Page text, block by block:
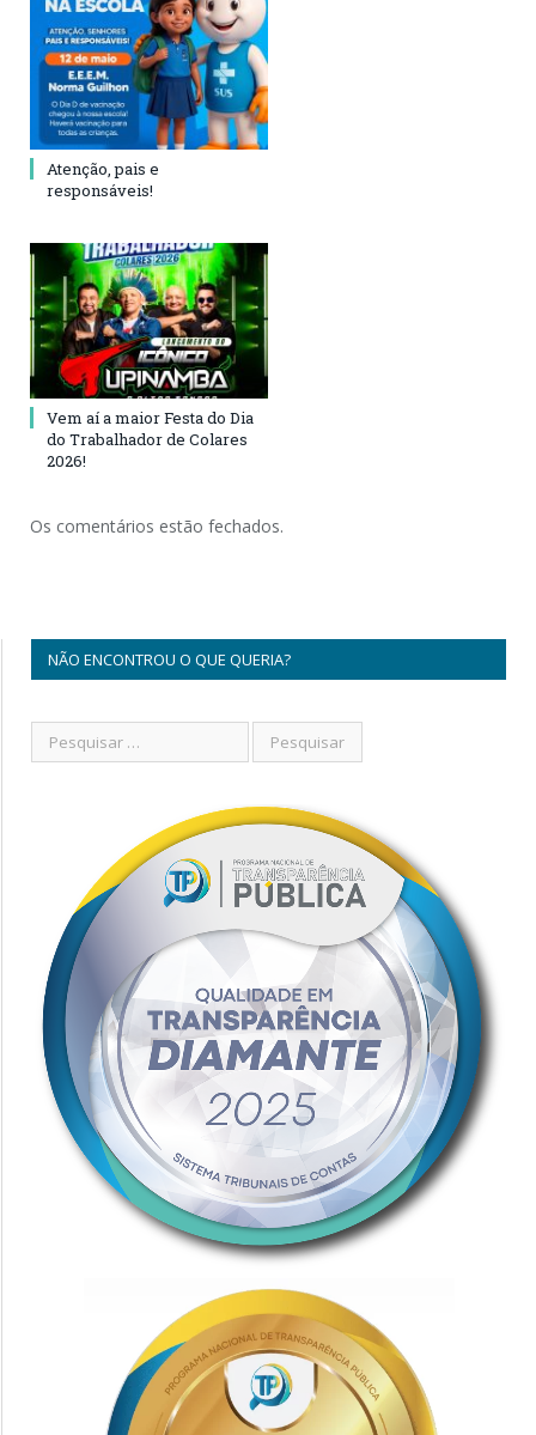
Atenção, pais e
responsáveis!
Vem aí a maior Festa do Dia
do Trabalhador de Colares
2026!
Os comentários estão fechados.
NÃO ENCONTROU O QUE QUERIA?